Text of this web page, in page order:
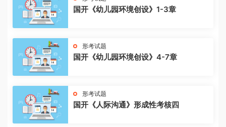
国开《幼儿园环境创设》1-3章
形考试题
国开《幼儿园环境创设》4-7章
形考试题
国开《人际沟通》形成性考核四